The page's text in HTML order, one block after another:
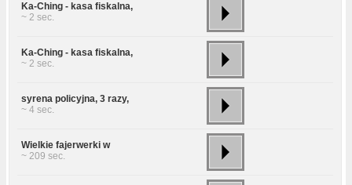
Ka-Ching - kasa fiskalna,
~ 2 sec.
Ka-Ching - kasa fiskalna,
~ 2 sec.
syrena policyjna, 3 razy,
~ 4 sec.
Wielkie fajerwerki w
~ 209 sec.